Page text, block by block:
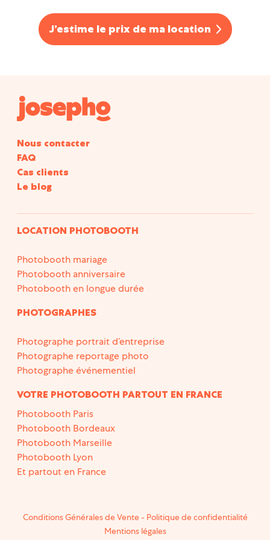
J’estime le prix de ma location
Nous contacter
FAQ
Cas clients
Le blog
LOCATION PHOTOBOOTH
Photobooth mariage
Photobooth anniversaire
Photobooth en longue durée
PHOTOGRAPHES
Photographe portrait d’entreprise
Photographe reportage photo
Photographe événementiel
VOTRE PHOTOBOOTH PARTOUT EN FRANCE
Photobooth Paris
Photobooth Bordeaux
Photobooth Marseille
Photobooth Lyon
Et partout en France
Conditions Générales de Vente- Politique de confidentialité
Mentions légales